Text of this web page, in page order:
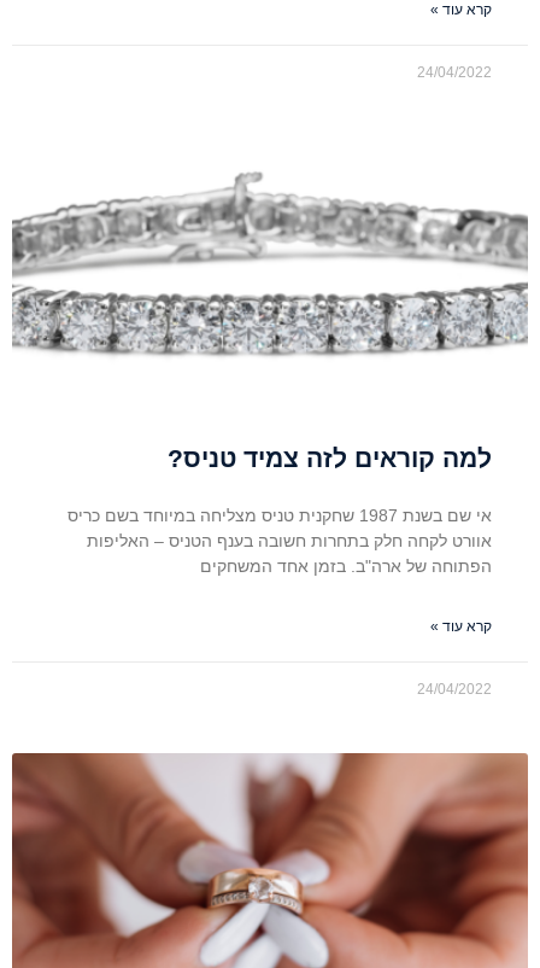
קרא עוד »
24/04/2022
למה קוראים לזה צמיד טניס?
אי שם בשנת 1987 שחקנית טניס מצליחה במיוחד בשם כריס
אוורט לקחה חלק בתחרות חשובה בענף הטניס – האליפות
הפתוחה של ארה"ב. בזמן אחד המשחקים
קרא עוד »
24/04/2022